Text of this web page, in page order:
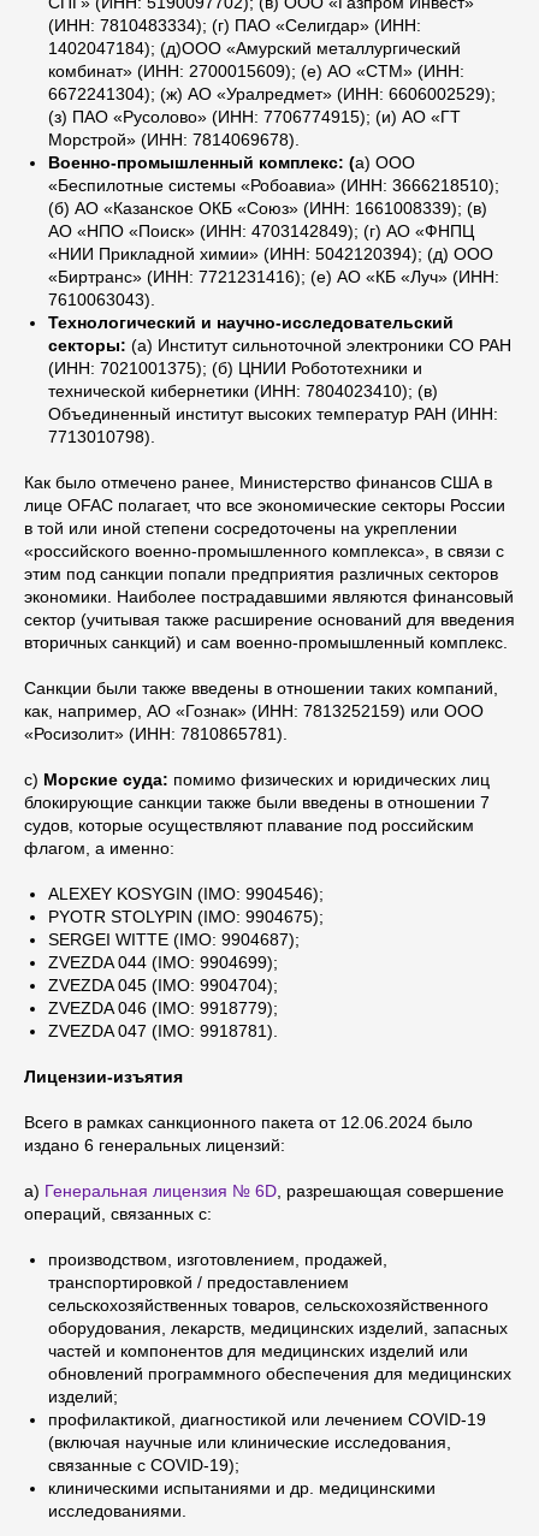
(ИНН: 7810483334); (г) ПАО «Селигдар» (ИНН:
1402047184); (д)ООО «Амурский металлургический
комбинат» (ИНН: 2700015609); (е) АО «СТМ» (ИНН:
6672241304); (ж) АО «Уралредмет» (ИНН: 6606002529);
(з) ПАО «Русолово» (ИНН: 7706774915); (и) АО «ГТ
Морстрой» (ИНН: 7814069678).
Военно-промышленный комплекс: (а) ООО
«Беспилотные системы «Робоавиа» (ИНН: 3666218510);
(б) АО «Казанское ОКБ «Союз» (ИНН: 1661008339); (в)
АО «НПО «Поиск» (ИНН: 4703142849); (г) АО «ФНПЦ
«НИИ Прикладной химии» (ИНН: 5042120394); (д) ООО
«Биртранс» (ИНН: 7721231416); (е) АО «КБ «Луч» (ИНН:
7610063043).
Технологический и научно-исследовательский
секторы: (а) Институт сильноточной электроники СО РАН
(ИНН: 7021001375); (б) ЦНИИ Робототехники и
технической кибернетики (ИНН: 7804023410); (в)
Объединенный институт высоких температур РАН (ИНН:
7713010798).
Как было отмечено ранее, Министерство финансов США в
лице OFAC полагает, что все экономические секторы России
в той или иной степени сосредоточены на укреплении
«российского военно-промышленного комплекса», в связи с
этим под санкции попали предприятия различных секторов
экономики. Наиболее пострадавшими являются финансовый
сектор (учитывая также расширение оснований для введения
вторичных санкций) и сам военно-промышленный комплекс.
Санкции были также введены в отношении таких компаний,
как, например, АО «Гознак» (ИНН: 7813252159) или ООО
«Росизолит» (ИНН: 7810865781).
c) Морские суда: помимо физических и юридических лиц
блокирующие санкции также были введены в отношении 7
судов, которые осуществляют плавание под российским
флагом, а именно:
ALEXEY KOSYGIN (IMO: 9904546);
PYOTR STOLYPIN (IMO: 9904675);
SERGEI WITTE (IMO: 9904687);
ZVEZDA 044 (IMO: 9904699);
ZVEZDA 045 (IMO: 9904704);
ZVEZDA 046 (IMO: 9918779);
ZVEZDA 047 (IMO: 9918781).
Лицензии-изъятия
Всего в рамках санкционного пакета от 12.06.2024 было
издано 6 генеральных лицензий:
a) Генеральная лицензия № 6D , разрешающая совершение
операций, связанных с:
производством, изготовлением, продажей,
транспортировкой / предоставлением
сельскохозяйственных товаров, сельскохозяйственного
оборудования, лекарств, медицинских изделий, запасных
частей и компонентов для медицинских изделий или
обновлений программного обеспечения для медицинских
изделий;
профилактикой, диагностикой или лечением COVID-19
(включая научные или клинические исследования,
связанные с COVID-19);
клиническими испытаниями и др. медицинскими
исследованиями.